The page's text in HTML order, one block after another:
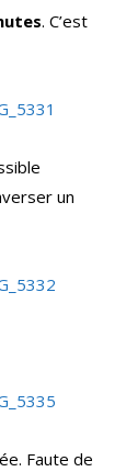
. C’est
un
Faute de